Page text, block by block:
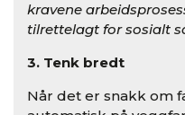
kravene
tilrettelagt for sosialt
3. Tenk bredt
Når det er snakk om